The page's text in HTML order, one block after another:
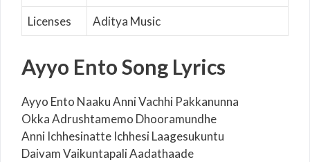
Licenses
Aditya Music
Ayyo Ento Song Lyrics
Ayyo Ento Naaku Anni Vachhi Pakkanunna
Okka Adrushtamemo Dhooramundhe
Anni Ichhesinatte Ichhesi Laagesukuntu
Daivam Vaikuntapali Aadathaade